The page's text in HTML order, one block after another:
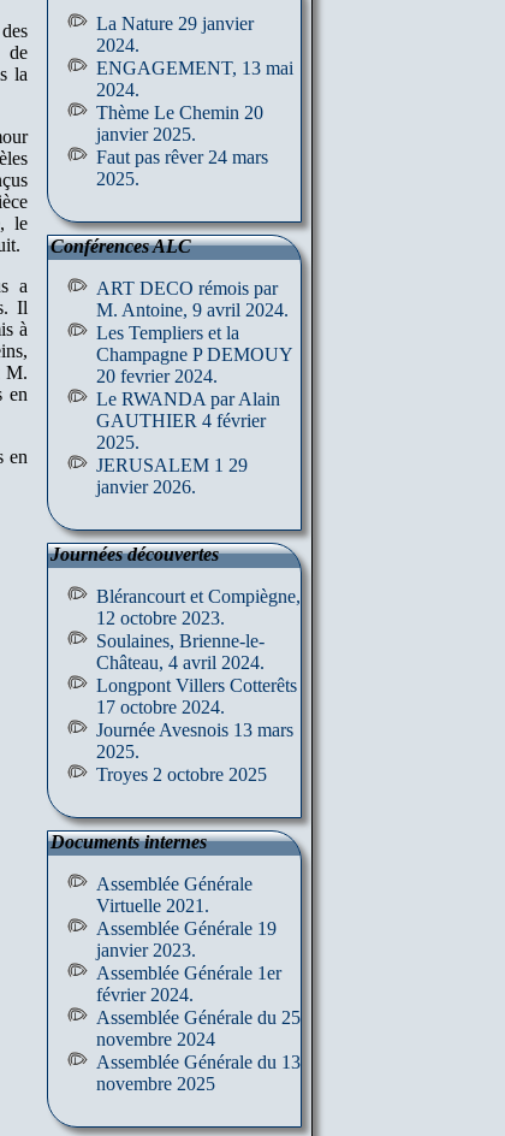
La Nature 29 janvier
2024.
ENGAGEMENT, 13 mai
2024.
Thème Le Chemin 20
janvier 2025.
Faut pas rêver 24 mars
2025.
Conférences ALC
ART DECO rémois par
M. Antoine, 9 avril 2024.
Les Templiers et la
Champagne P DEMOUY
20 fevrier 2024.
Le RWANDA par Alain
GAUTHIER 4 février
2025.
JERUSALEM 1 29
janvier 2026.
Journées découvertes
Blérancourt et Compiègne,
12 octobre 2023.
Soulaines, Brienne-le-
Château, 4 avril 2024.
Longpont Villers Cotterêts
17 octobre 2024.
Journée Avesnois 13 mars
2025.
Troyes 2 octobre 2025
Documents internes
Assemblée Générale
Virtuelle 2021.
Assemblée Générale 19
janvier 2023.
Assemblée Générale 1er
février 2024.
Assemblée Générale du 25
novembre 2024
Assemblée Générale du 13
novembre 2025
de
la
le
a
Il
à
M.
en
en